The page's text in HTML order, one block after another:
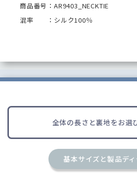
商品番号：AR9403_NECKTIE
混率 ：シルク100％
全体の長さと裏地をお選
基本サイズと製品デ